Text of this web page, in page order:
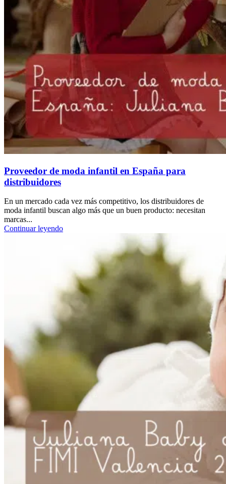
Proveedor de moda infantil en España para
distribuidores
En un mercado cada vez más competitivo, los distribuidores de
moda infantil buscan algo más que un buen producto: necesitan
marcas...
Continuar leyendo